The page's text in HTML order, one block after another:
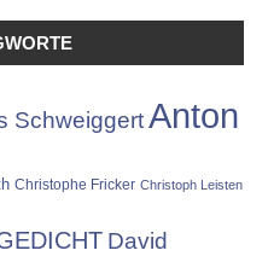
SchweiggertAnton
Christophe Fricker Christoph Leisten
David